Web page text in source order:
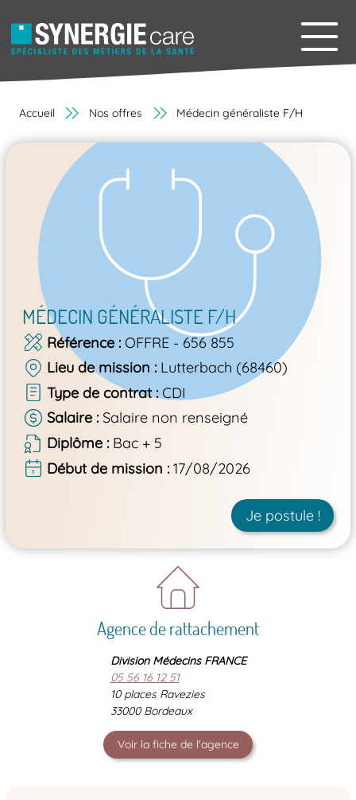
Accueil Nos offres Médecin généraliste F/H
MÉDECIN GÉNÉRALISTE F/H
Référence OFFRE - 656 855
Lieu de mission
Lutterbach (68460)
Type de contrat CDI
Salaire Salaire non renseigné
Diplôme
Bac + 5
Début de mission
17/08/2026
Je postule !
Agence de rattachement
Division Médecins FRANCE
05 56 16 12 51
10 places Ravezies
33000 Bordeaux
Voir la fiche de l'agence